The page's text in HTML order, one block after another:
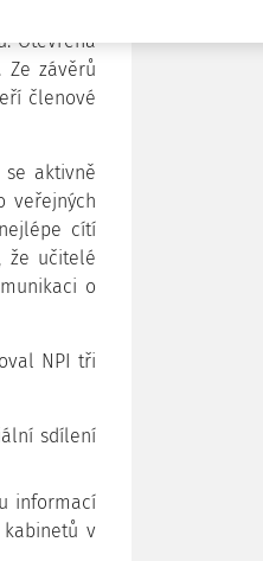
Otevřená
závěrů
členové
se aktivně
veřejných
cítí
že učitelé
o
NPI tři
sdílení
informací
v